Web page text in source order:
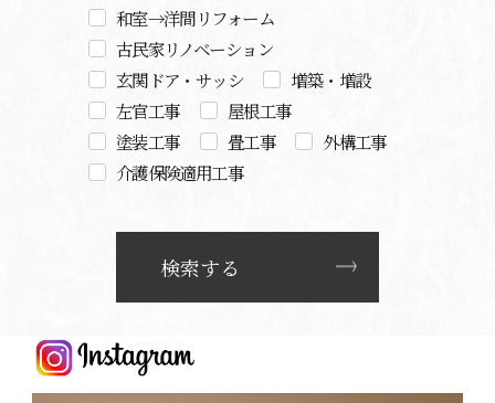
和室→洋間リフォーム
古民家リノベーション
玄関ドア・サッシ
増築・増設
左官工事
屋根工事
塗装工事
畳工事
外構工事
介護保険適用工事